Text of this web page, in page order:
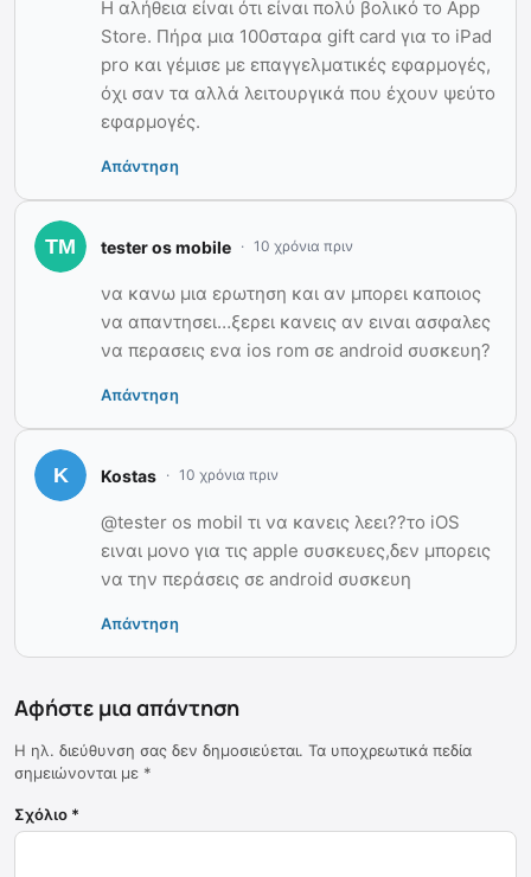
Η αλήθεια είναι ότι είναι πολύ βολικό το App
Store. Πήρα μια 100σταρα gift card για το iPad
pro και γέμισε με επαγγελματικές εφαρμογές,
όχι σαν τα αλλά λειτουργικά που έχουν ψεύτο
εφαρμογές.
Απάντηση
tester os mobile 10 χρόνια πριν
να κανω μια ερωτηση και αν μπορει καποιος
να απαντησει…ξερει κανεις αν ειναι ασφαλες
να περασεις ενα ios rom σε android συσκευη?
Απάντηση
Kostas 10 χρόνια πριν
@tester os mobil τι να κανεις λεει??το iOS
ειναι μονο για τις apple συσκευες,δεν μπορεις
να την περάσεις σε android συσκευη
Απάντηση
Αφήστε μια απάντηση
Η ηλ. διεύθυνση σας δεν δημοσιεύεται. Τα υποχρεωτικά πεδία
σημειώνονται με *
Σχόλιο *